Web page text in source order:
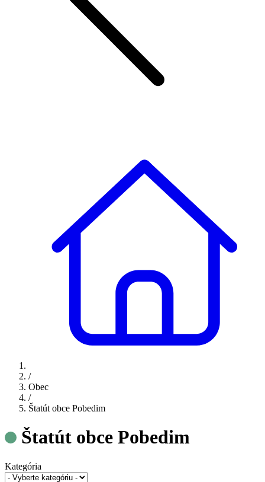
/
Obec
/
Štatút obce Pobedim
Štatút obce Pobedim
Kategória